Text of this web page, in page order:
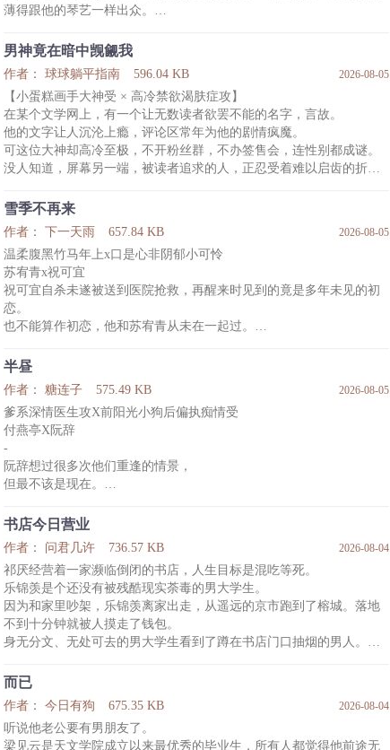
薄得跟他的琴艺一样出众。
直到一份天价债务，将他送到了那个权势滔天的男人面前。
周阎浮，欧洲上流社会最没人敢惹的存在，冷漠，强势，人人巴结，
传说无数。
裴母：“你只要哄他一句，就能救整个家族。”
裴枝和准备尽孝。
来到周阎浮身边第一天，裴枝和软话+100，刻薄+1，
来到周阎浮身边
男神竟在暗中觊觎我
作者： 球球躺平指南 596.04 KB 2026-08-05
【小蛋糕画手大神受 × 高冷禁欲渴肤症攻】
在某个文学网上，有一个让无数读者欲罢不能的名字，言故。
他的文字让人沉沦上瘾，评论区常年为他的剧情疯魔。
可这位大神却高冷至极，不开粉丝群，不办签售会，连性别都成谜。
没人知道，屏幕另一端，被读者追求的人，正忍受着难以启齿的折
他患有皮肤饥渴症，渴望触碰，但性格使然，现实里他连指尖相碰都
厌恶回避。
无数深夜，他只能靠反复翻阅一个叫闻舟的画师的微博，从那些暧昧
的线条中，汲取虚幻的慰藉，缓解灵魂深处的焦灼与空虚。
而被人惦记上的方闻洲最近心情极差，
雪季不再来
作者： 下一天雨 657.84 KB 2026-08-05
温柔腹黑竹马年上x口是心非阴郁小可怜
苏宥青x祝可宜
祝可宜自杀未遂被送到医院抢救，再醒来时见到的竟是多年未见的初
恋。
也不能算作初恋，他和苏宥青从未在一起过。
再见到的人。
只是祝可宜不明白，明明曾许下不见的诺言，如今再见，苏宥青为什
么又紧紧抓着他不让他走？
温柔腹黑x口是心非
Tag列表：竹马天降、久别重逢、年上
半昼
作者： 糖连子 575.49 KB 2026-08-05
爹系深情医生攻X前阳光小狗后偏执痴情受
付燕亭X阮辞
-
阮辞想过很多次他们重逢的情景，
但最不该是现在。
辞早就生病坏掉了，烂透了。
29岁的付燕亭一表人才，气宇不凡。长坏了的阮辞自认为没有资格再
像從前一样厚着脸皮赖着他。
于是该怎么躲着付燕亭就成了阮辞每天烦恼的事。
他出入上下班不用正门，走的偏门，
可付燕亭的车总是有预知能力一样挡在他面前。
他取药也不去医院了，就在诊所取药，
可今日诊所的坐诊医生居然又是姓付的。
书店今日营业
作者： 问君几许 736.57 KB 2026-08-04
祁厌经营着一家濒临倒闭的书店，人生目标是混吃等死。
乐锦羡是个还没有被残酷现实荼毒的男大学生。
因为和家里吵架，乐锦羡离家出走，从遥远的京市跑到了榕城。落地
不到十分钟就被人摸走了钱包。
身无分文、无处可去的男大学生看到了蹲在书店门口抽烟的男人。
他于是走到男人面前，问对方：“你好，请问书店招工吗？”
男人掀起眼皮看了他一眼，接着便一头栽进他怀里，晕了。
乐锦羡：“……？”
咸鱼攻x乐天派受
而已
作者： 今日有狗 675.35 KB 2026-08-04
听说他老公要有男朋友了。
梁见云是天文学院成立以来最优秀的毕业生，所有人都觉得他前途无